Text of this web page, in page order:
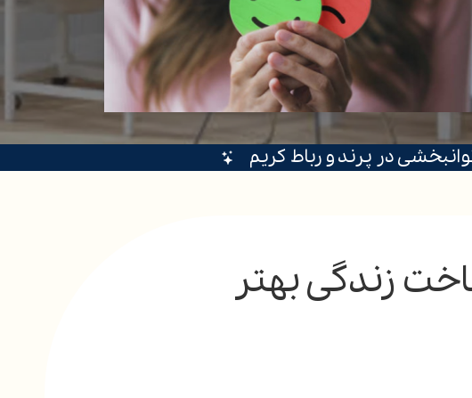
در پرند و رباط کریم
زندگی بهتر